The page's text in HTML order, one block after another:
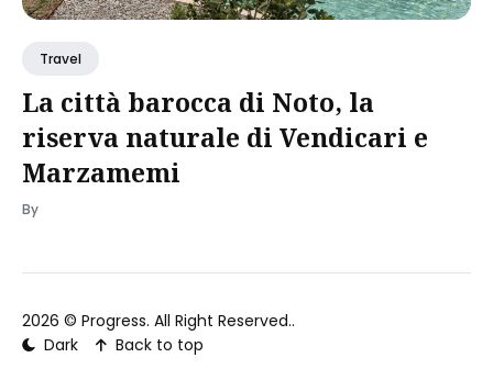
Travel
La città barocca di Noto, la
riserva naturale di Vendicari e
Marzamemi
By
2026 © Progress. All Right Reserved..
Dark
Back to top